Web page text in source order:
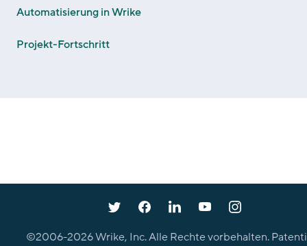
Automatisierung in Wrike
Projekt-Fortschritt
©2006-2026Wrike, Inc. Alle Rechte vorbehalten.